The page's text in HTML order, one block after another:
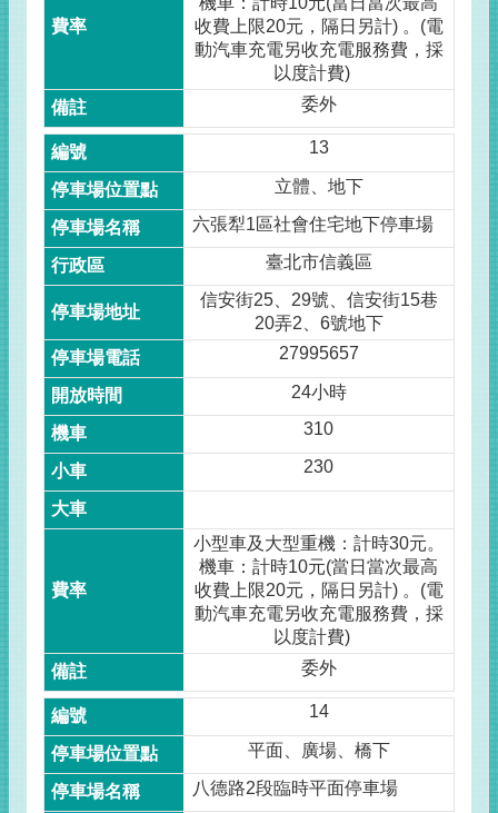
收費上限20元，隔日另計) 。(電
動汽車充電另收充電服務費，採
以度計費)
委外
13
立體、地下
六張犁1區社會住宅地下停車場
臺北市信義區
信安街25、29號、信安街15巷
20弄2、6號地下
27995657
24小時
310
230
小型車及大型重機：計時30元。
機車：計時10元(當日當次最高
收費上限20元，隔日另計) 。(電
動汽車充電另收充電服務費，採
以度計費)
委外
14
平面、廣場、橋下
八德路2段臨時平面停車場